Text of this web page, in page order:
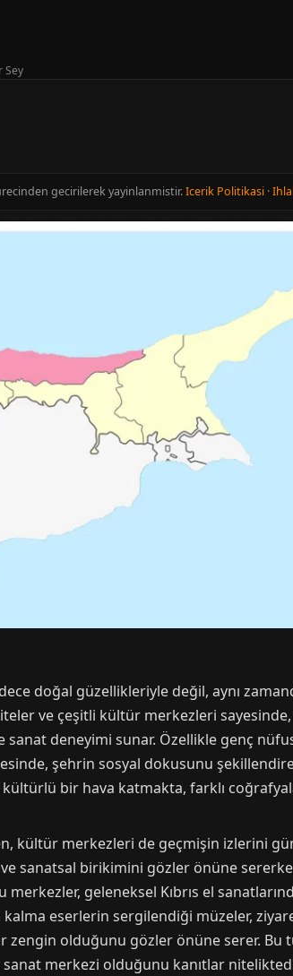
Sey
gecirilerek yayinlanmistir.Icerik Politikasi ·
doğal güzellikleriyle değil, aynı
ve çeşitli kültür merkezleri
deneyimi sunar. Özellikle genç
şehrin sosyal dokusunu
kültürlü bir hava katmakta, farklı
kültür merkezleri de geçmişin izlerini
ve sanatsal birikimini gözler önüne
geleneksel Kıbrıs el
eserlerin sergilendiği müzeler,
zengin olduğunu gözler önüne serer.
merkezi olduğunu kanıtlar